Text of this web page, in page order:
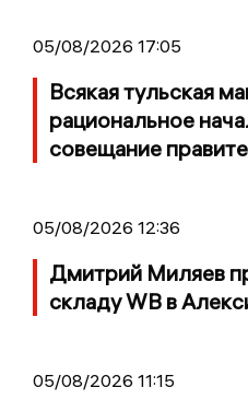
05/08/2026 17:05
Всякая тульская
рациональное
совещание
05/08/2026 12:36
Дмитрий Миляев
складу WB в
05/08/2026 11:15